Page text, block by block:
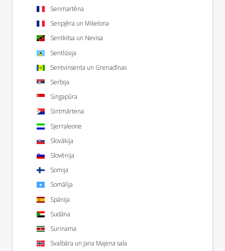
Senmartēna
Senpjēra un Mikelona
Sentkitsa un Nevisa
Sentlūsija
Sentvinsenta un Grenadīnas
Serbija
Singapūra
Sintmārtena
Sjerraleone
Slovākija
Slovēnija
Somija
Somālija
Spānija
Sudāna
Surinama
Svalbāra un Jana Majena sala